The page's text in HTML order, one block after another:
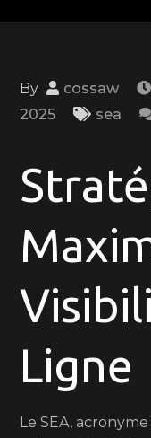
By cossaw
2025
sea
Ligne
Le SEA,